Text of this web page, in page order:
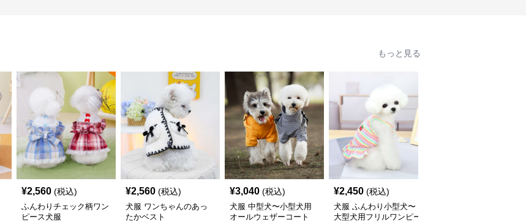
もっと見る
¥2,560 (税込)
ふんわりチェック柄ワン
ピース犬服
¥2,560 (税込)
犬服 ワンちゃんのあっ
たかベスト
¥3,040 (税込)
犬服 中型犬〜小型犬用
オールウェザーコート
¥2,450 (税込)
犬服 ふんわり小型犬〜
大型犬用フリルワンピー